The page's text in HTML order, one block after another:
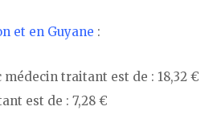
et en Guyane :
traitant est de : 18,32 €
est de : 7,28 €